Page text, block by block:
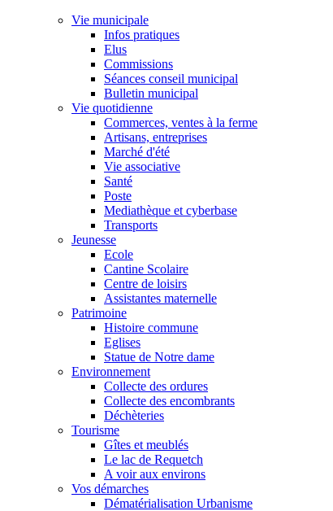
Vie municipale
Infos pratiques
Elus
Commissions
Séances conseil municipal
Bulletin municipal
Vie quotidienne
Commerces, ventes à la ferme
Artisans, entreprises
Marché d'été
Vie associative
Santé
Poste
Mediathèque et cyberbase
Transports
Jeunesse
Ecole
Cantine Scolaire
Centre de loisirs
Assistantes maternelle
Patrimoine
Histoire commune
Eglises
Statue de Notre dame
Environnement
Collecte des ordures
Collecte des encombrants
Déchèteries
Tourisme
Gîtes et meublés
Le lac de Requetch
A voir aux environs
Vos démarches
Dématérialisation Urbanisme